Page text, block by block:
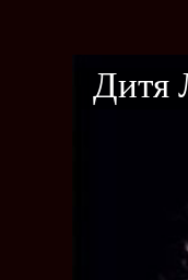
Дитя